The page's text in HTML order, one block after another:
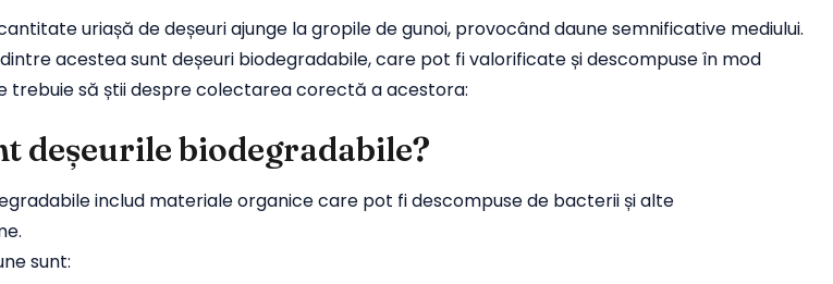
uriașă de deșeuri ajunge la gropile de gunoi, provocând daune semnificative mediului.
acestea sunt deșeuri biodegradabile, care pot fi valorificate și descompuse în mod
trebuie să știi despre colectarea corectă a acestora:
deșeurile biodegradabile?
includ materiale organice care pot fi descompuse de bacterii și alte
sunt: